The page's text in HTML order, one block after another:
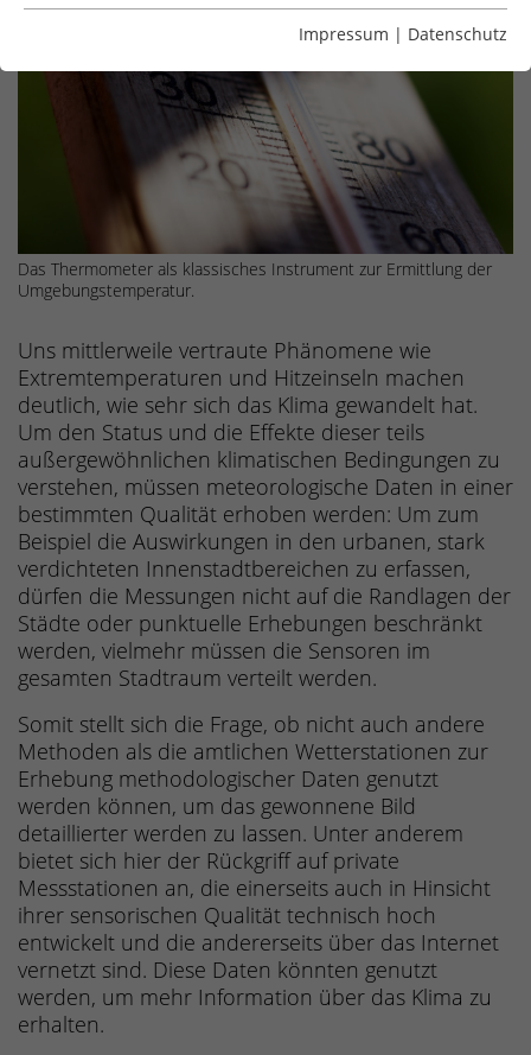
Impressum | Datenschutz
Das Thermometer als klassisches Instrument zur Ermittlung der
Umgebungstemperatur.
Uns mittlerweile vertraute Phänomene wie
Extremtemperaturen und Hitzeinseln machen
deutlich, wie sehr sich das Klima gewandelt hat.
Um den Status und die Effekte dieser teils
außergewöhnlichen klimatischen Bedingungen zu
verstehen, müssen meteorologische Daten in einer
bestimmten Qualität erhoben werden: Um zum
Beispiel die Auswirkungen in den urbanen, stark
verdichteten Innenstadtbereichen zu erfassen,
dürfen die Messungen nicht auf die Randlagen der
Städte oder punktuelle Erhebungen beschränkt
werden, vielmehr müssen die Sensoren im
gesamten Stadtraum verteilt werden.
Somit stellt sich die Frage, ob nicht auch andere
Methoden als die amtlichen Wetterstationen zur
Erhebung methodologischer Daten genutzt
werden können, um das gewonnene Bild
detaillierter werden zu lassen. Unter anderem
bietet sich hier der Rückgriff auf private
Messstationen an, die einerseits auch in Hinsicht
ihrer sensorischen Qualität technisch hoch
entwickelt und die andererseits über das Internet
vernetzt sind. Diese Daten könnten genutzt
werden, um mehr Information über das Klima zu
erhalten.